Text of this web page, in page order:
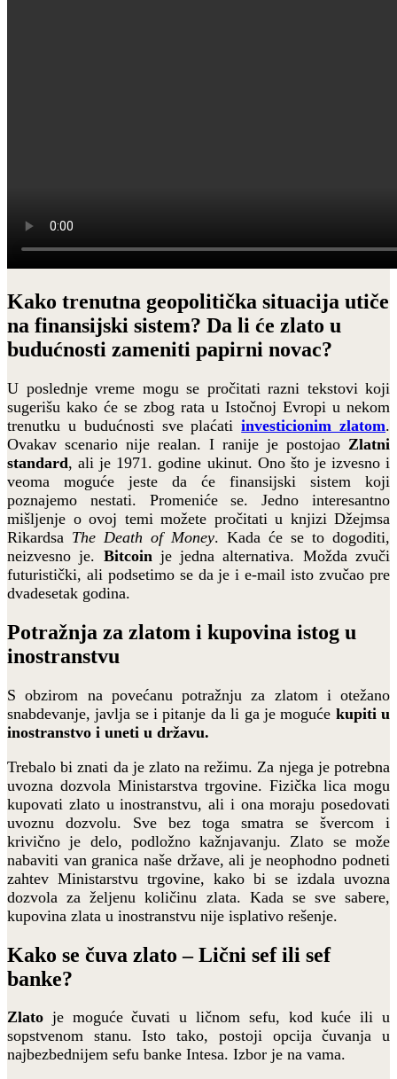
Kako trenutna geopolitička situacija utiče
na finansijski sistem? Da li će zlato u
budućnosti zameniti papirni novac?
U poslednje vreme mogu se pročitati razni tekstovi koji
sugerišu kako će se zbog rata u Istočnoj Evropi u nekom
trenutku u budućnosti sve plaćati investicionim zlatom.
Ovakav scenario nije realan. I ranije je postojao Zlatni
standard, ali je 1971. godine ukinut. Ono što je izvesno i
veoma moguće jeste da će finansijski sistem koji
poznajemo nestati. Promeniće se. Jedno interesantno
mišljenje o ovoj temi možete pročitati u knjizi Džejmsa
Rikardsa The Death of Money. Kada će se to dogoditi,
neizvesno je. Bitcoin je jedna alternativa. Možda zvuči
futuristički, ali podsetimo se da je i e-mail isto zvučao pre
dvadesetak godina.
Potražnja za zlatom i kupovina istog u
inostranstvu
S obzirom na povećanu potražnju za zlatom i otežano
snabdevanje, javlja se i pitanje da li ga je moguće kupiti u
inostranstvo i uneti u državu.
Trebalo bi znati da je zlato na režimu. Za njega je potrebna
uvozna dozvola Ministarstva trgovine. Fizička lica mogu
kupovati zlato u inostranstvu, ali i ona moraju posedovati
uvoznu dozvolu. Sve bez toga smatra se švercom i
krivično je delo, podložno kažnjavanju. Zlato se može
nabaviti van granica naše države, ali je neophodno podneti
zahtev Ministarstvu trgovine, kako bi se izdala uvozna
dozvola za željenu količinu zlata. Kada se sve sabere,
kupovina zlata u inostranstvu nije isplativo rešenje.
Kako se čuva zlato – Lični sef ili sef
banke?
Zlato je moguće čuvati u ličnom sefu, kod kuće ili u
sopstvenom stanu. Isto tako, postoji opcija čuvanja u
najbezbednijem sefu banke Intesa. Izbor je na vama.